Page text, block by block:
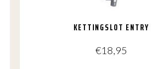
KETTINGSLOT ENTRY
€18,95